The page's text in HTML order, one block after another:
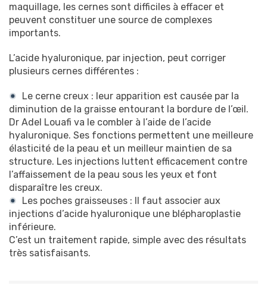
maquillage, les cernes sont difficiles à effacer et
peuvent constituer une source de complexes
importants.
L’acide hyaluronique, par injection, peut corriger
plusieurs cernes différentes :
Le cerne creux : leur apparition est causée par la
diminution de la graisse entourant la bordure de l’œil.
Dr Adel Louafi va le combler à l’aide de l’acide
hyaluronique. Ses fonctions permettent une meilleure
élasticité de la peau et un meilleur maintien de sa
structure. Les injections luttent efficacement contre
l’affaissement de la peau sous les yeux et font
disparaître les creux.
Les poches graisseuses : Il faut associer aux
injections d’acide hyaluronique une blépharoplastie
inférieure.
C’est un traitement rapide, simple avec des résultats
très satisfaisants.